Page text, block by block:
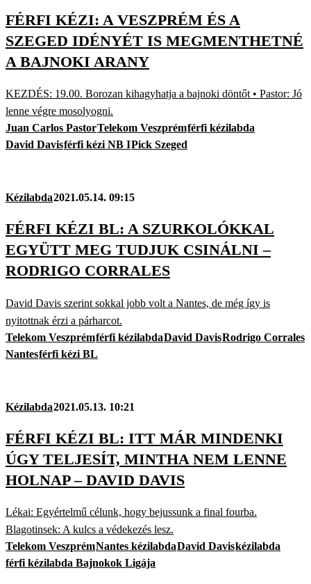
FÉRFI KÉZI: A VESZPRÉM ÉS A
SZEGED IDÉNYÉT IS MEGMENTHETNÉ
A BAJNOKI ARANY
KEZDÉS: 19.00. Borozan kihagyhatja a bajnoki döntőt • Pastor: Jó
lenne végre mosolyogni.
Juan Carlos PastorTelekom Veszprémférfi kézilabda
David Davisférfi kézi NB IPick Szeged
Kézilabda2021.05.14. 09:15
FÉRFI KÉZI BL: A SZURKOLÓKKAL
EGYÜTT MEG TUDJUK CSINÁLNI –
RODRIGO CORRALES
David Davis szerint sokkal jobb volt a Nantes, de még így is
nyitottnak érzi a párharcot.
Telekom Veszprémférfi kézilabdaDavid DavisRodrigo Corrales
Nantesférfi kézi BL
Kézilabda2021.05.13. 10:21
FÉRFI KÉZI BL: ITT MÁR MINDENKI
ÚGY TELJESÍT, MINTHA NEM LENNE
HOLNAP – DAVID DAVIS
Lékai: Egyértelmű célunk, hogy bejussunk a final fourba.
Blagotinsek: A kulcs a védekezés lesz.
Telekom VeszprémNantes kézilabdaDavid Daviskézilabda
férfi kézilabda Bajnokok Ligája